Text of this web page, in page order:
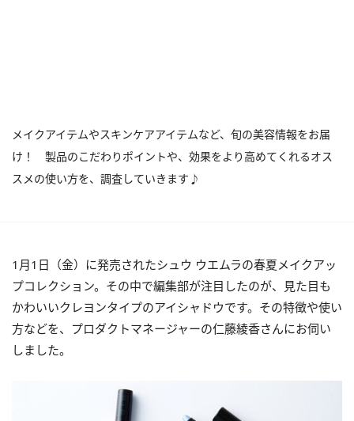
メイクアイテムやスキンケアアイテムなど、旬の美容情報をお届
け！ 製品のこだわりポイントや、効果をより高めてくれるオス
スメの使い方を、調査していきます♪
1月1日（金）に発売されたシュウ ウエムラの春夏メイクアッ
プコレクション。その中で編集部が注目したのが、見た目も
かわいいクレヨンタイプのアイシャドウです。その特徴や使い
方などを、プロダクトマネージャーの仁藤綾香さんにお伺い
しました。